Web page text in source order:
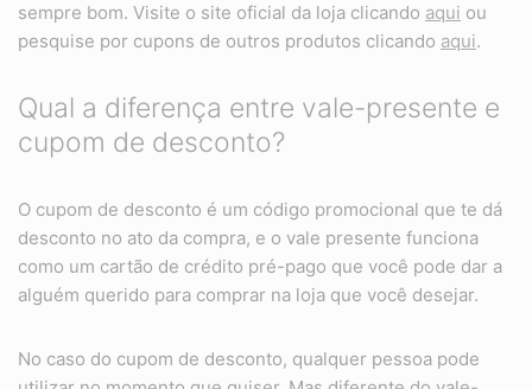
sempre bom. Visite o site oficial da loja clicando aqui ou
pesquise por cupons de outros produtos clicando aqui.
Qual a diferença entre vale-presente e
cupom de desconto?
O cupom de desconto é um código promocional que te dá
desconto no ato da compra, e o vale presente funciona
como um cartão de crédito pré-pago que você pode dar a
alguém querido para comprar na loja que você desejar.
No caso do cupom de desconto, qualquer pessoa pode